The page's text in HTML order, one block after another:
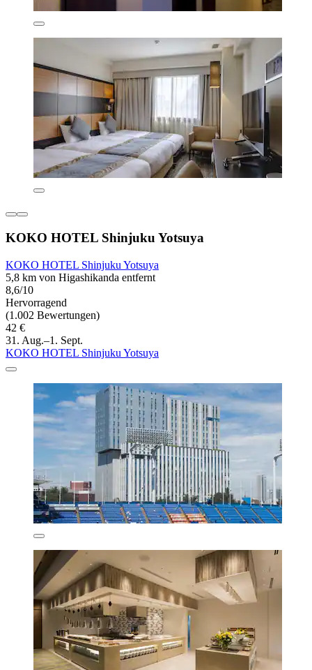
KOKO HOTEL Shinjuku Yotsuya
KOKO HOTEL Shinjuku Yotsuya
5,8 km von Higashikanda entfernt
8,6/10
Hervorragend
(1.002 Bewertungen)
42 €
31. Aug.–1. Sept.
KOKO HOTEL Shinjuku Yotsuya